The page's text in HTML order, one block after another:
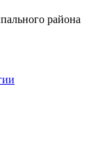
района